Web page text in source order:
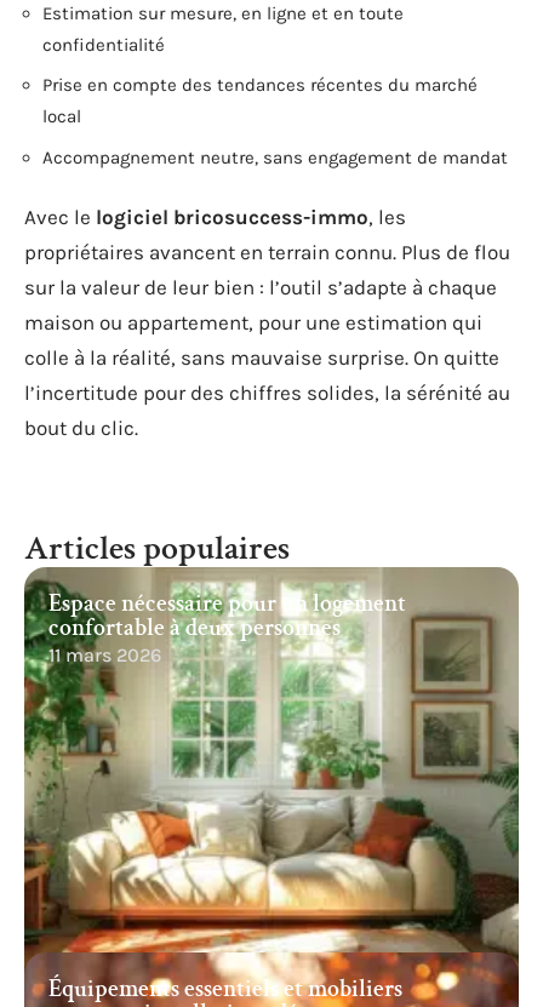
Estimation sur mesure, en ligne et en toute
confidentialité
Prise en compte des tendances récentes du marché
local
Accompagnement neutre, sans engagement de mandat
Avec le logiciel bricosuccess-immo, les
propriétaires avancent en terrain connu. Plus de flou
sur la valeur de leur bien : l’outil s’adapte à chaque
maison ou appartement, pour une estimation qui
colle à la réalité, sans mauvaise surprise. On quitte
l’incertitude pour des chiffres solides, la sérénité au
bout du clic.
Articles populaires
Espace nécessaire pour un logement
confortable à deux personnes
11 mars 2026
Équipements essentiels et mobiliers